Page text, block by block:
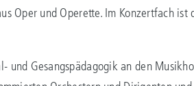
Oper und Operette. Im Konzertfach
Gesangspädagogik an den